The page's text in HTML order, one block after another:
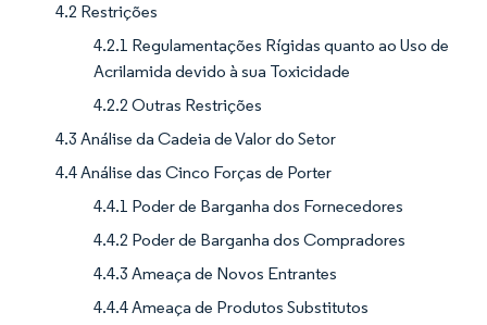
4.2 Restrições
4.2.1 Regulamentações Rígidas quanto ao Uso de
Acrilamida devido à sua Toxicidade
4.2.2 Outras Restrições
4.3 Análise da Cadeia de Valor do Setor
4.4 Análise das Cinco Forças de Porter
4.4.1 Poder de Barganha dos Fornecedores
4.4.2 Poder de Barganha dos Compradores
4.4.3 Ameaça de Novos Entrantes
4.4.4 Ameaça de Produtos Substitutos